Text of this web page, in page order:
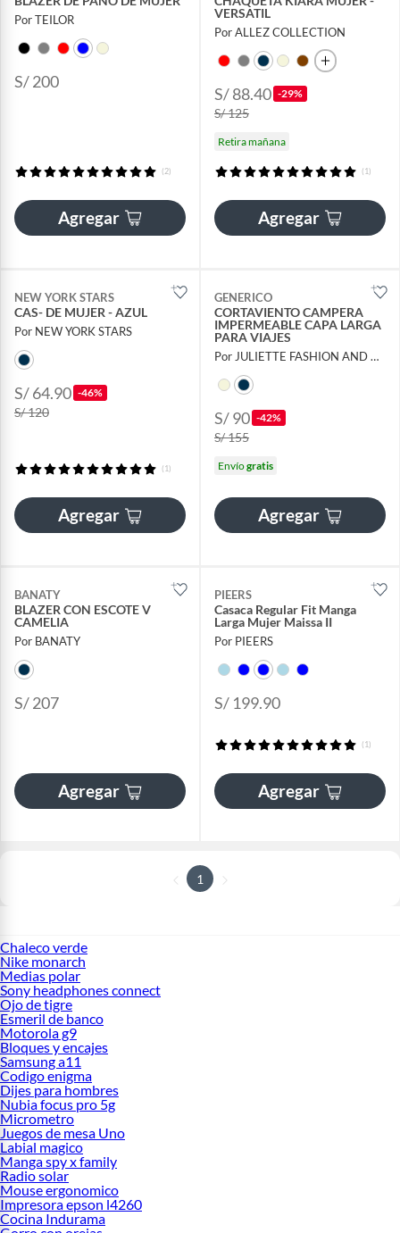
Por TEILOR
S/ 200
(2)
Agregar
VERSATIL
Por ALLEZ COLLECTION
S/ 88.40 -29%
S/ 125
Retira mañana
(1)
Agregar
NEW YORK STARS
CAS- DE MUJER - AZUL
Por NEW YORK STARS
S/ 64.90 -46%
S/ 120
(1)
Agregar
GENERICO
CORTAVIENTO CAMPERA
IMPERMEABLE CAPA LARGA
PARA VIAJES
Por JULIETTE FASHION AND HOME
S/ 90 -42%
S/ 155
Envíogratis
Agregar
BANATY
BLAZER CON ESCOTE V
CAMELIA
Por BANATY
S/ 207
Agregar
PIEERS
Casaca Regular Fit Manga
Larga Mujer Maissa II
Por PIEERS
S/ 199.90
(1)
Agregar
1
Chaleco verde
Nike monarch
Medias polar
Sony headphones connect
Ojo de tigre
Esmeril de banco
Motorola g9
Bloques y encajes
Samsung a11
Codigo enigma
Dijes para hombres
Nubia focus pro 5g
Micrometro
Juegos de mesa Uno
Labial magico
Manga spy x family
Radio solar
Mouse ergonomico
Impresora epson l4260
Cocina Indurama